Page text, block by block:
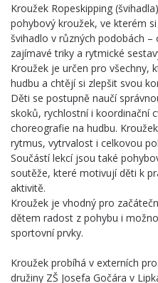
Kroužek Ropeskipping
pohybový kroužek, ve kterém
švihadlo v různých podobách –
zajímavé triky a rytmické
Kroužek je určen pro všechny,
hudbu a chtějí si zlepšit svou
Děti se postupně naučí
skoků, rychlostní i koordinační
choreografie na hudbu.
rytmus, vytrvalost i celkovou
Součástí lekcí jsou také
soutěže, které motivují děti k
aktivitě.
Kroužek je vhodný pro
dětem radost z pohybu i
sportovní prvky.
Kroužek probíhá v externích
družiny ZŠ Josefa Gočára v